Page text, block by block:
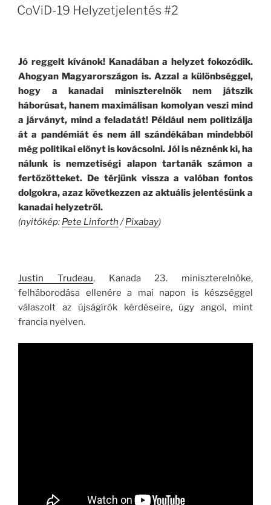
ON
CoViD-19 Helyzetjelentés #2
Jó reggelt kívánok! Kanadában a helyzet fokozódik.
Ahogyan Magyarországon is. Azzal a különbséggel,
hogy a kanadai miniszterelnök nem játszik
háborúsat, hanem maximálisan komolyan veszi mind
a járványt, mind a feladatát! Például nem politizálja
át a pandémiát és nem áll szándékában mindebből
még politikai előnyt is kovácsolni. Jól is néznénk ki, ha
nálunk is nemzetiségi alapon tartanák számon a
fertőzötteket. De térjünk vissza a valóban fontos
dolgokra, azaz következzen az aktuális jelentésünk a
kanadai helyzetről.
(nyitókép: Pete Linforth /Pixabay)
Justin Trudeau, Kanada 23. miniszterelnöke,
felháborodása ellenére a mai napon is készséggel
válaszolt az újságírók kérdéseire, úgy angol, mint
francia nyelven.